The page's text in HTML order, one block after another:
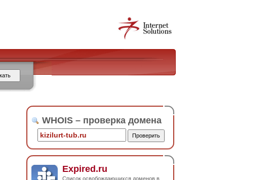
WHOIS – проверка домена
Expired.ru
Список освобождающихся доменов в